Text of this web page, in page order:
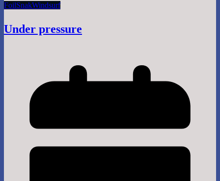
FoilSnakWindsurf
Under pressure